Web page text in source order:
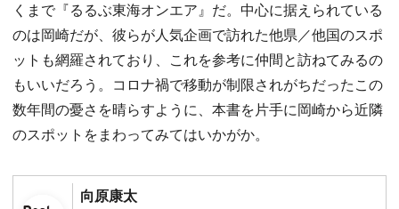
くまで『るるぶ東海オンエア』だ。中心に据えられている
のは岡崎だが、彼らが人気企画で訪れた他県／他国のスポ
ットも網羅されており、これを参考に仲間と訪ねてみるの
もいいだろう。コロナ禍で移動が制限されがちだったこの
数年間の憂さを晴らすように、本書を片手に岡崎から近隣
のスポットをまわってみてはいかがか。
向原康太